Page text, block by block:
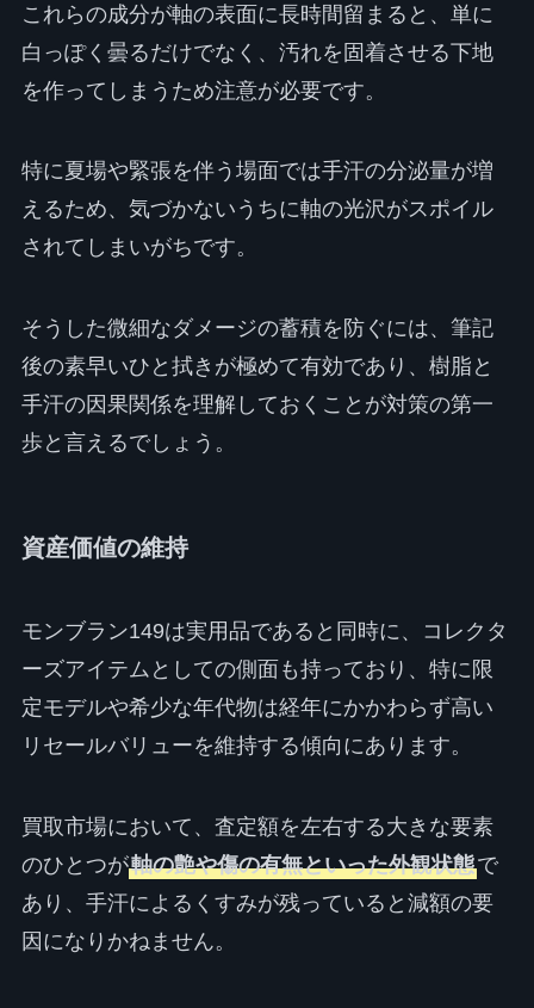
これらの成分が軸の表面に長時間留まると、単に
白っぽく曇るだけでなく、汚れを固着させる下地
を作ってしまうため注意が必要です。
特に夏場や緊張を伴う場面では手汗の分泌量が増
えるため、気づかないうちに軸の光沢がスポイル
されてしまいがちです。
そうした微細なダメージの蓄積を防ぐには、筆記
後の素早いひと拭きが極めて有効であり、樹脂と
手汗の因果関係を理解しておくことが対策の第一
歩と言えるでしょう。
資産価値の維持
モンブラン149は実用品であると同時に、コレクタ
ーズアイテムとしての側面も持っており、特に限
定モデルや希少な年代物は経年にかかわらず高い
リセールバリューを維持する傾向にあります。
買取市場において、査定額を左右する大きな要素
のひとつが軸の艶や傷の有無といった外観状態で
あり、手汗によるくすみが残っていると減額の要
因になりかねません。